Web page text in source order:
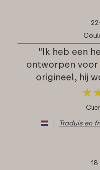
"Ik heb een
ontworpen voor
origineel, hij
★
★
Traduis en